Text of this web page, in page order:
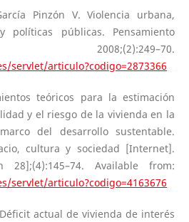
Pinzón V. Violencia urbana,
políticas públicas. Pensamiento
2008;(2):249–70.
servlet/articulo?codigo=2873366
teóricos para la estimación
y el riesgo de la vivienda en la
del desarrollo sustentable.
cultura y sociedad [Internet].
Available from:
servlet/articulo?codigo=4163676
actual de vivienda de interés